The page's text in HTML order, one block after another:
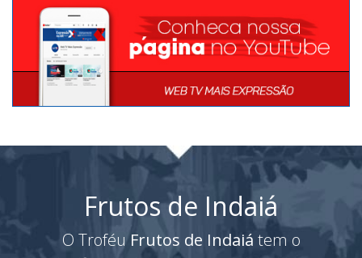
Frutos de Indaiá
O TroféuFrutos de Indaiá tem o